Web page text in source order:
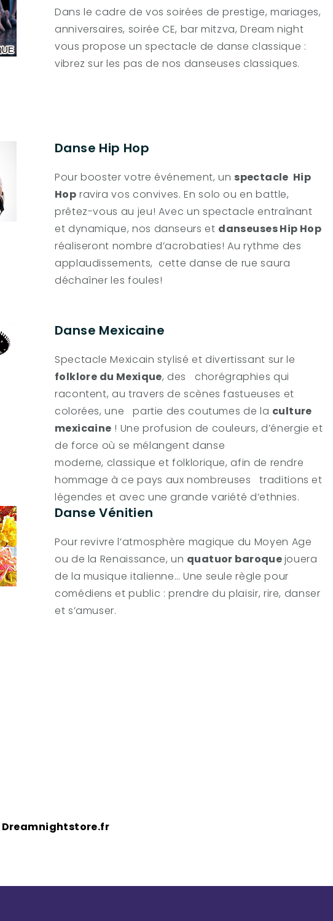
Dans le cadre de vos soirées de prestige, mariages,
anniversaires, soirée CE, bar mitzva, Dream night
vous propose un spectacle de danse classique :
vibrez sur les pas de nos danseuses classiques.
Danse Hip Hop
Pour booster votre événement, un spectacle Hip
Hop ravira vos convives. En solo ou en battle,
prêtez-vous au jeu! Avec un spectacle entraînant
et dynamique, nos danseurs et danseuses Hip Hop
réaliseront nombre d’acrobaties! Au rythme des
applaudissements, cette danse de rue saura
déchaîner les foules!
Danse Mexicaine
Spectacle Mexicain stylisé et divertissant sur le
folklore du Mexique, des chorégraphies qui
racontent, au travers de scènes fastueuses et
colorées, une partie des coutumes de la culture
mexicaine ! Une profusion de couleurs, d’énergie et
de force où se mélangent danse
moderne, classique et folklorique, afin de rendre
hommage à ce pays aux nombreuses traditions et
légendes et avec une grande variété d’ethnies.
Danse Vénitien
Pour revivre l’atmosphère magique du Moyen Age
ou de la Renaissance, un quatuor baroquejouera
de la musique italienne… Une seule règle pour
comédiens et public : prendre du plaisir, rire, danser
et s’amuser.
Dreamnightstore.fr